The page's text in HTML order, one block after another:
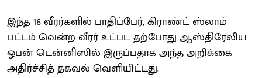
இந்த 16 வீரர்களில் பாதிப்பேர், கிராண்ட் ஸ்லாம்
பட்டம் வென்ற வீரர் உட்பட தற்போது ஆஸ்திரேலிய
ஓபன் டென்னிஸில் இருப்பதாக அந்த அறிக்கை
அதிர்ச்சித் தகவல் வெளியிட்டது.